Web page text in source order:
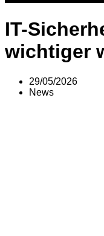
IT-
wichtiger
29/05/2026
News